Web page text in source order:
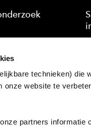
technieken) die
website te
partners informatie
HAN